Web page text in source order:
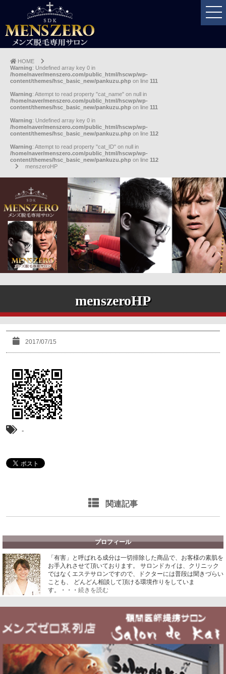
HOME
Warning: Undefined array key 0 in
/home/naver/menszero.com/public_html/hscwp/wp-
content/themes/hsc_basic_new/pankuzu.php on line 111
Warning: Attempt to read property "cat_name" on null in
/home/naver/menszero.com/public_html/hscwp/wp-
content/themes/hsc_basic_new/pankuzu.php on line 111
Warning: Undefined array key 0 in
/home/naver/menszero.com/public_html/hscwp/wp-
content/themes/hsc_basic_new/pankuzu.php on line 112
Warning: Attempt to read property "cat_ID" on null in
/home/naver/menszero.com/public_html/hscwp/wp-
content/themes/hsc_basic_new/pankuzu.php on line 112
menszeroHP
menszeroHP
2017/07/15
-
関連記事
プロフィール
「有害」と呼ばれる成分は一切排除した商品で、お客様の素肌を
お手入れさせて頂いております。
サロンドカイは、クリニック
ではなくエステサロンですので、ドクターには普段は聞きづらい
ことも、 どんどん相談して頂ける環境作りをしていま
す。・・・ 続きを読む